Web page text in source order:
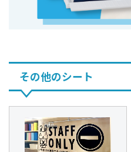
その他のシート